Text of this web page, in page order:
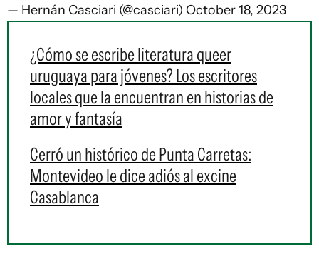
— Hernán Casciari (@casciari) October 18, 2023
¿Cómo se escribe literatura queer
uruguaya para jóvenes? Los escritores
locales que la encuentran en historias de
amor y fantasía
Cerró un histórico de Punta Carretas:
Montevideo le dice adiós al excine
Casablanca